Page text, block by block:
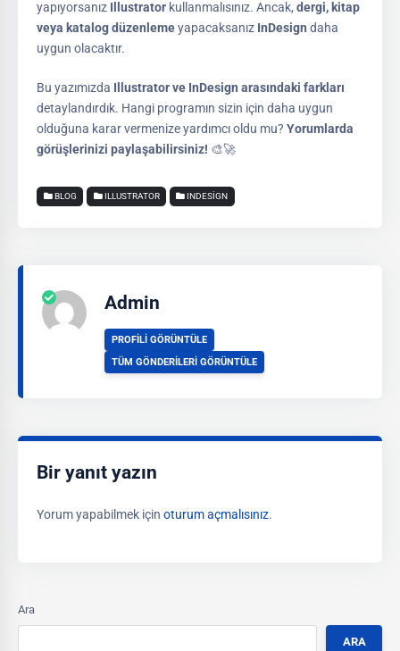
yapıyorsanız Illustrator kullanmalısınız. Ancak, dergi, kitap
veya katalog düzenlemeyapacaksanız InDesign daha
uygun olacaktır.
Bu yazımızda Illustrator ve InDesign arasındaki farkları
detaylandırdık. Hangi programın sizin için daha uygun
olduğuna karar vermenize yardımcı oldu mu? Yorumlarda
görüşlerinizi paylaşabilirsiniz! 🎨🚀
BLOG ILLUSTRATOR INDESIGN
Admin
PROFILI GÖRÜNTÜLE
TÜM GÖNDERILERI GÖRÜNTÜLE
Bir yanıt yazın
Yorum yapabilmek için oturum açmalısınız.
Ara
ARA